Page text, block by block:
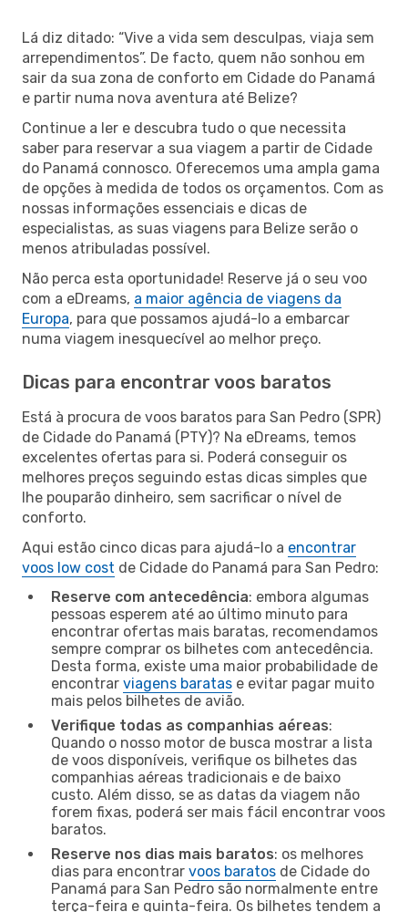
Lá diz ditado: “Vive a vida sem desculpas, viaja sem
arrependimentos”. De facto, quem não sonhou em
sair da sua zona de conforto em Cidade do Panamá
e partir numa nova aventura até Belize?
Continue a ler e descubra tudo o que necessita
saber para reservar a sua viagem a partir de Cidade
do Panamá connosco. Oferecemos uma ampla gama
de opções à medida de todos os orçamentos. Com as
nossas informações essenciais e dicas de
especialistas, as suas viagens para Belize serão o
menos atribuladas possível.
Não perca esta oportunidade! Reserve já o seu voo
com a eDreams, a maior agência de viagens da
Europa, para que possamos ajudá-lo a embarcar
numa viagem inesquecível ao melhor preço.
Dicas para encontrar voos baratos
Está à procura de voos baratos para San Pedro (SPR)
de Cidade do Panamá (PTY)? Na eDreams, temos
excelentes ofertas para si. Poderá conseguir os
melhores preços seguindo estas dicas simples que
lhe pouparão dinheiro, sem sacrificar o nível de
conforto.
Aqui estão cinco dicas para ajudá-lo a encontrar
voos low cost de Cidade do Panamá para San Pedro:
Reserve com antecedência: embora algumas
pessoas esperem até ao último minuto para
encontrar ofertas mais baratas, recomendamos
sempre comprar os bilhetes com antecedência.
Desta forma, existe uma maior probabilidade de
encontrar viagens baratas e evitar pagar muito
mais pelos bilhetes de avião.
Verifique todas as companhias aéreas:
Quando o nosso motor de busca mostrar a lista
de voos disponíveis, verifique os bilhetes das
companhias aéreas tradicionais e de baixo
custo. Além disso, se as datas da viagem não
forem fixas, poderá ser mais fácil encontrar voos
baratos.
Reserve nos dias mais baratos: os melhores
dias para encontrar voos baratos de Cidade do
Panamá para San Pedro são normalmente entre
terça-feira e quinta-feira. Os bilhetes tendem a